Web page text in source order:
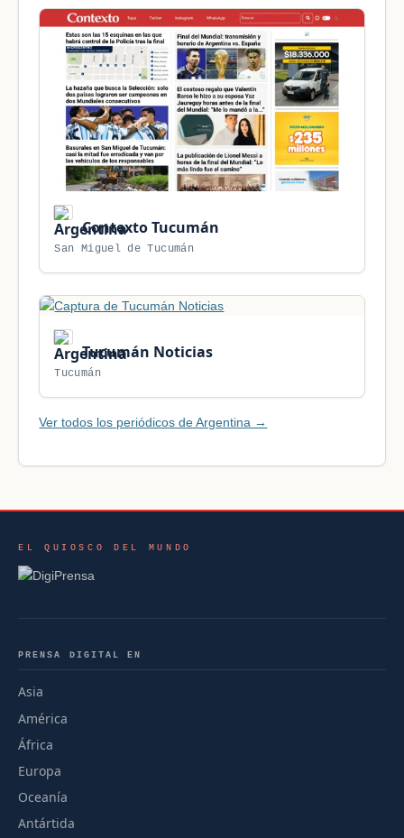
Contexto Tucumán
San Miguel de Tucumán
Tucumán Noticias
Tucumán
Ver todos los periódicos de Argentina →
EL QUIOSCO DEL MUNDO
PRENSA DIGITAL EN
Asia
América
África
Europa
Oceanía
Antártida